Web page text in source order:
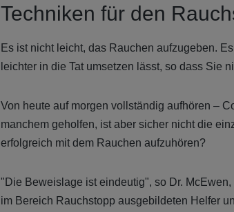
Techniken für den
Es ist nicht leicht, das Rauchen aufzugeben.
leichter in die Tat umsetzen lässt, so dass Sie
Von heute auf morgen vollständig aufhören –
manchem geholfen, ist aber sicher nicht die
erfolgreich mit dem Rauchen aufzuhören?
"Die Beweislage ist eindeutig", so Dr.
im Bereich Rauchstopp ausgebildeten Helfer